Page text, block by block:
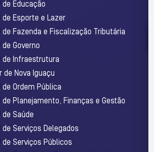
Educação
Esporte e Lazer
Fazenda e Fiscalização Tributária
Governo
de Infraestrutura
de Nova Iguaçu
Ordem Pública
Planejamento, Finanças e Gestão
Saúde
Serviços Delegados
Serviços Públicos